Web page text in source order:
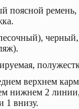
поясной ремень,
верхнем
нижнем 2
1 внизу.